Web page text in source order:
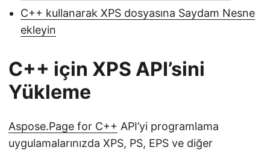
C++ kullanarak XPS dosyasına Saydam Nesne
ekleyin
C++ için XPS API’sini
Yükleme
Aspose.Page for C++ API’yi programlama
uygulamalarınızda XPS, PS, EPS ve diğer